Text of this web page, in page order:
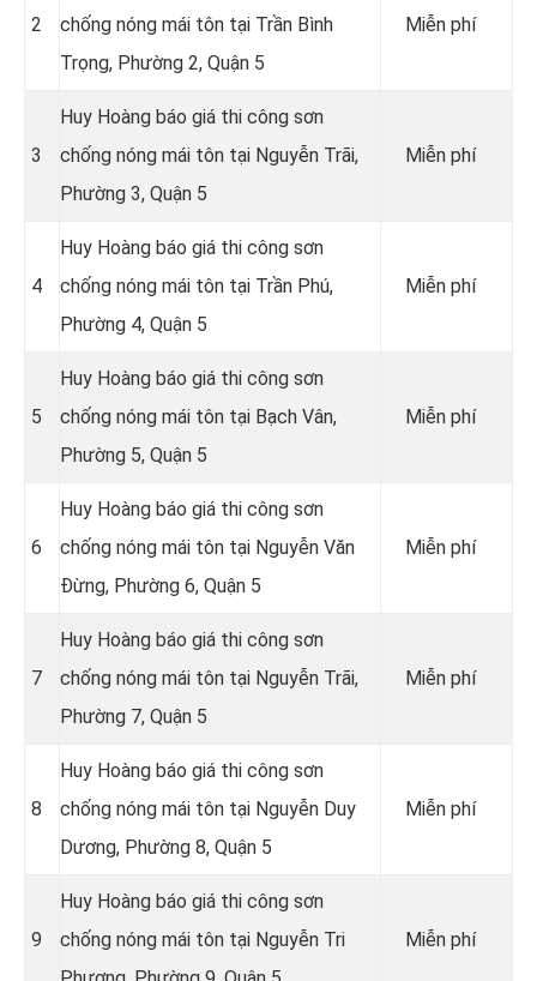
2
chống nóng mái tôn tại Trần Bình
Trọng, Phường 2, Quận 5
Miễn phí
3
Huy Hoàng báo giá thi công sơn
chống nóng mái tôn tại Nguyễn Trãi,
Phường 3, Quận 5
Miễn phí
4
Huy Hoàng báo giá thi công sơn
chống nóng mái tôn tại Trần Phú,
Phường 4, Quận 5
Miễn phí
5
Huy Hoàng báo giá thi công sơn
chống nóng mái tôn tại Bạch Vân,
Phường 5, Quận 5
Miễn phí
6
Huy Hoàng báo giá thi công sơn
chống nóng mái tôn tại Nguyễn Văn
Đừng, Phường 6, Quận 5
Miễn phí
7
Huy Hoàng báo giá thi công sơn
chống nóng mái tôn tại Nguyễn Trãi,
Phường 7, Quận 5
Miễn phí
8
Huy Hoàng báo giá thi công sơn
chống nóng mái tôn tại Nguyễn Duy
Dương, Phường 8, Quận 5
Miễn phí
9
Huy Hoàng báo giá thi công sơn
chống nóng mái tôn tại Nguyễn Tri
Miễn phí